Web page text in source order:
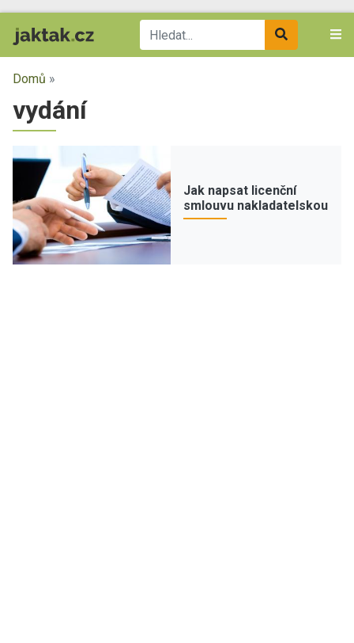
Domů »
vydání
Jak napsat licenční
smlouvu nakladatelskou